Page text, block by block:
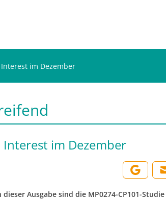
im Dezember
Interest im Dezember
Ausgabe sind die MP0274-CP101-Studie